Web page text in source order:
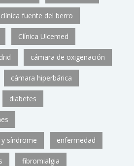
clínica fuente del berro
Clínica Ulcemed
cámara de oxigenación
cámara hiperbárica
diabetes
síndrome enfermedad
fibromialgia